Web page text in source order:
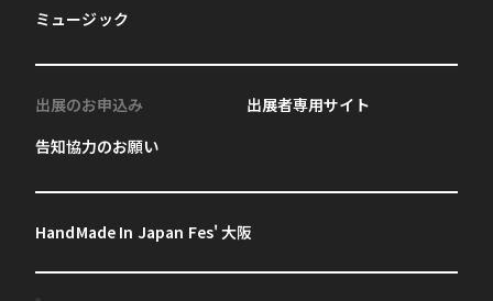
ミュージック
出展のお申込み
告知協力のお願い
出展者専用サイト
HandMade In Japan Fes' 大阪